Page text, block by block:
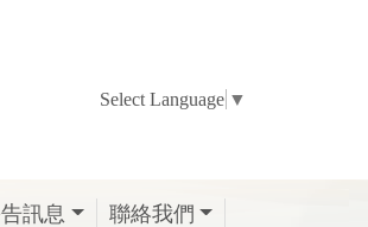
Select Language ▼
訊息
聯絡我們